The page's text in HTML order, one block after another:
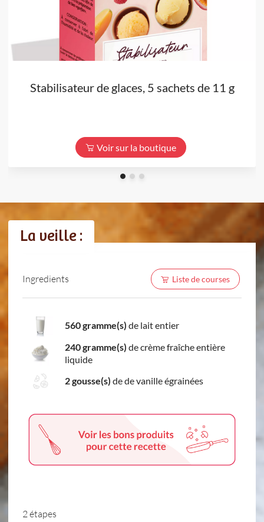
Stabilisateur de glaces, 5 sachets de 11 g
Voir sur la boutique
La veille :
Ingredients Liste de courses
560 gramme(s) de lait entier
240 gramme(s) de crème fraîche entière
liquide
2 gousse(s) de de vanille égrainées
2 étapes